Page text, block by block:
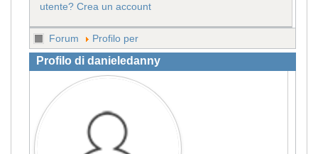
utente? Crea un account
Forum Profilo per
Profilo di danieledanny